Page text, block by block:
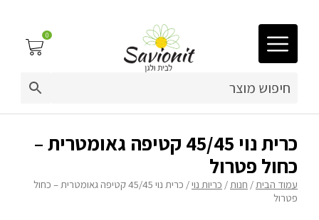
03-9212883
0
כרית נוי 45/45 קטיפה גאומטרית –
כחול פטרול
עמוד הבית/ חנות/ כריות נוי
/ כרית נוי 45/45 קטיפה גאומטרית – כחול
פטרול